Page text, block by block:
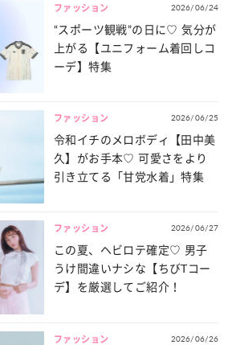
ファッション 2026/06/24
“スポーツ観戦”の日に♡ 気分が
上がる【ユニフォーム着回しコ
ーデ】特集
ファッション 2026/06/25
令和イチのメロボディ【田中美
久】がお手本♡ 可愛さをより
引き立てる「甘党水着」特集
ファッション 2026/06/27
この夏、ヘビロテ確定♡ 男子
うけ間違いナシな【ちびTコー
デ】を厳選してご紹介！
ファッション 2026/06/26